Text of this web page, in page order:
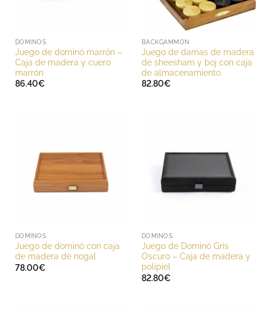
DOMINOS
Juego de dominó marrón –
Caja de madera y cuero
marrón
86.40€
BACKGAMMON
Juego de damas de madera
de sheesham y boj con caja
de almacenamiento
82.80€
DOMINOS
Juego de dominó con caja
de madera de nogal
78.00€
DOMINOS
Juego de Dominó Gris
Oscuro – Caja de madera y
polipiel
82.80€